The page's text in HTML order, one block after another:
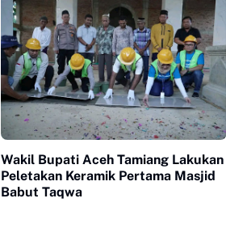
Wakil Bupati Aceh Tamiang Lakukan
Peletakan Keramik Pertama Masjid
Babut Taqwa